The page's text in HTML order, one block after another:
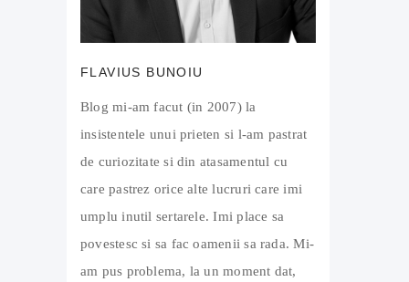
FLAVIUS BUNOIU
Blog mi-am facut (in 2007) la
insistentele unui prieten si l-am pastrat
de curiozitate si din atasamentul cu
care pastrez orice alte lucruri care imi
umplu inutil sertarele. Imi place sa
povestesc si sa fac oamenii sa rada. Mi-
am pus problema, la un moment dat,